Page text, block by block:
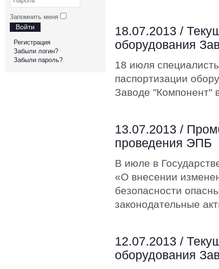
Запомнить меня
Войти
Регистрация
Забыли логин?
Забыли пароль?
18.07.2013 /
оборудования
18 июля
паспортизации
Заводе "Компонент"
13.07.2013 /
проведения ЭПБ
В июле в
«О внесении
безопасности
законодательные
12.07.2013 /
оборудования